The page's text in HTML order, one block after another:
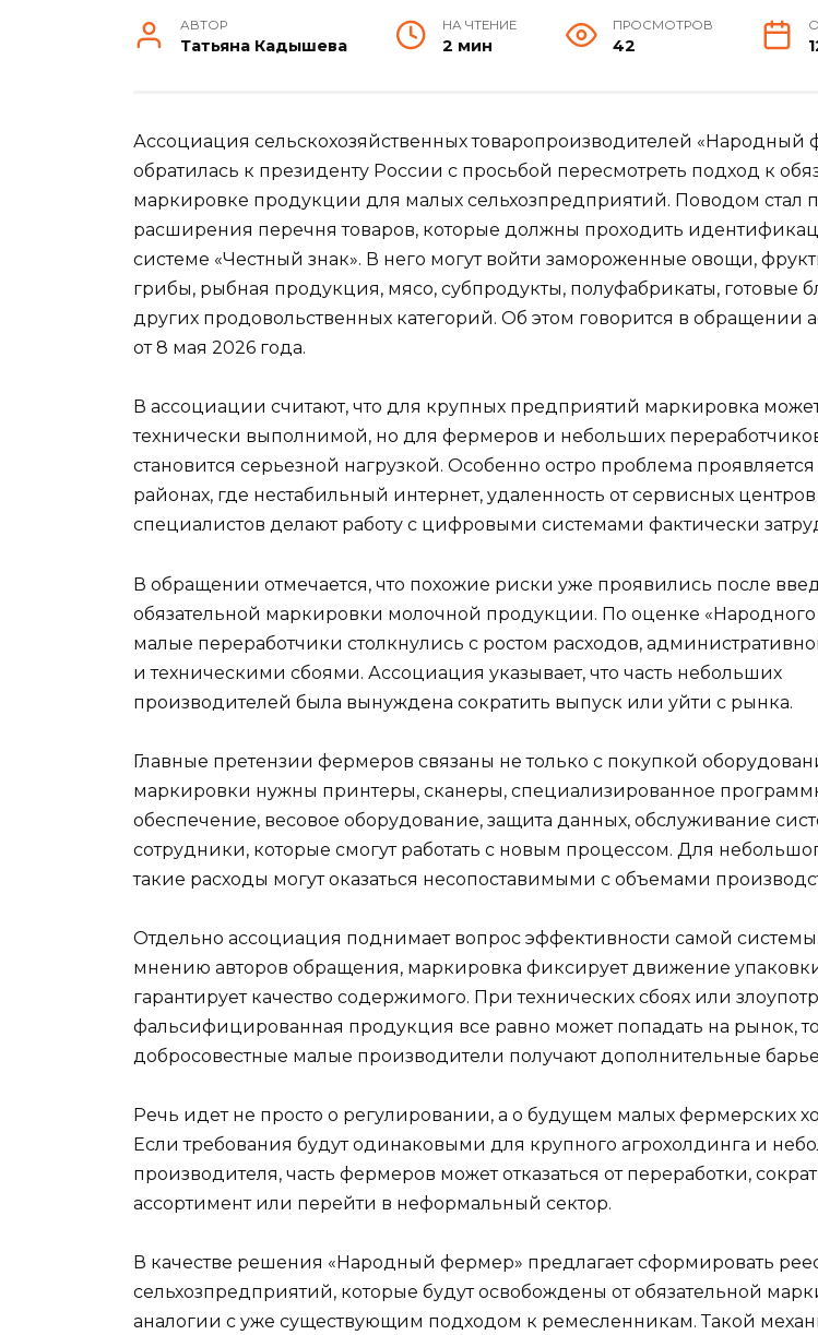
АВТОР
Татьяна Кадышева
НА ЧТЕНИЕ
2 мин
ПРОСМОТРОВ
42
Ассоциация сельскохозяйственных товаропроизводителей «Народный
обратилась к президенту России с просьбой пересмотреть подход к
маркировке продукции для малых сельхозпредприятий. Поводом стал
расширения перечня товаров, которые должны проходить
системе «Честный знак». В него могут войти замороженные овощи,
грибы, рыбная продукция, мясо, субпродукты, полуфабрикаты, готовые
других продовольственных категорий. Об этом говорится в обращении
от 8 мая 2026 года.
В ассоциации считают, что для крупных предприятий маркировка
технически выполнимой, но для фермеров и небольших
становится серьезной нагрузкой. Особенно остро проблема
районах, где нестабильный интернет, удаленность от сервисных центров
специалистов делают работу с цифровыми системами фактически
В обращении отмечается, что похожие риски уже проявились после
обязательной маркировки молочной продукции. По оценке
малые переработчики столкнулись с ростом расходов,
и техническими сбоями. Ассоциация указывает, что часть небольших
производителей была вынуждена сократить выпуск или уйти с рынка.
Главные претензии фермеров связаны не только с покупкой
маркировки нужны принтеры, сканеры, специализированное
обеспечение, весовое оборудование, защита данных, обслуживание
сотрудники, которые смогут работать с новым процессом. Для
такие расходы могут оказаться несопоставимыми с объемами
Отдельно ассоциация поднимает вопрос эффективности самой
мнению авторов обращения, маркировка фиксирует движение
гарантирует качество содержимого. При технических сбоях или
фальсифицированная продукция все равно может попадать на рынок,
добросовестные малые производители получают дополнительные
Речь идет не просто о регулировании, а о будущем малых фермерских
Если требования будут одинаковыми для крупного агрохолдинга и
производителя, часть фермеров может отказаться от переработки,
ассортимент или перейти в неформальный сектор.
В качестве решения «Народный фермер» предлагает сформировать
сельхозпредприятий, которые будут освобождены от обязательной
аналогии с уже существующим подходом к ремесленникам. Такой